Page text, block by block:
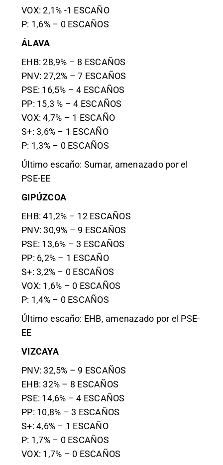
VOX: 2,1% -1 ESCAÑO
P: 1,6% – 0 ESCAÑOS
ÁLAVA
EHB: 28,9% – 8 ESCAÑOS
PNV: 27,2% – 7 ESCAÑOS
PSE: 16,5% – 4 ESCAÑOS
PP: 15,3 % – 4 ESCAÑOS
VOX: 4,7% – 1 ESCAÑO
S+: 3,6% – 1 ESCAÑO
P: 1,3% – 0 ESCAÑOS
Último escaño: Sumar, amenazado por el
PSE-EE
GIPÚZCOA
EHB: 41,2% – 12 ESCAÑOS
PNV: 30,9% – 9 ESCAÑOS
PSE: 13,6% – 3 ESCAÑOS
PP: 6,2% – 1 ESCAÑO
S+: 3,2% – 0 ESCAÑOS
VOX: 1,6% – 0 ESCAÑOS
P: 1,4% – 0 ESCAÑOS
Último escaño: EHB, amenazado por el PSE-
EE
VIZCAYA
PNV: 32,5% – 9 ESCAÑOS
EHB: 32% – 8 ESCAÑOS
PSE: 14,6% – 4 ESCAÑOS
PP: 10,8% – 3 ESCAÑOS
S+: 4,6% – 1 ESCAÑO
P: 1,7% – 0 ESCAÑOS
VOX: 1,7% – 0 ESCAÑOS